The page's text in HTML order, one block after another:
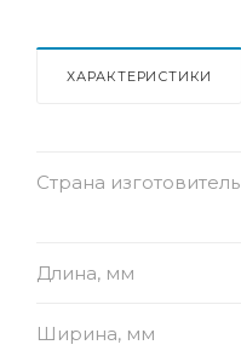
ХАРАКТЕРИСТИКИ
Страна изготовитель
Длина, мм
Ширина, мм